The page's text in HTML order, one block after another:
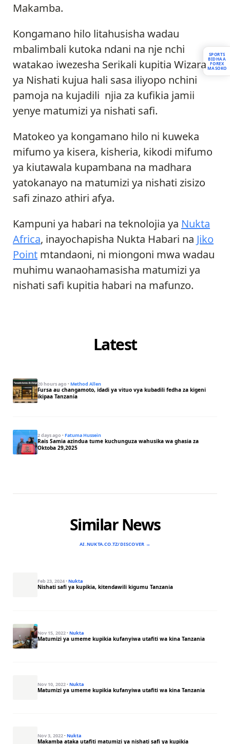
Makamba.
Kongamano hilo litahusisha wadau
mbalimbali kutoka ndani na nje nchi
watakao iwezesha Serikali kupitia Wizara
ya Nishati kujua hali sasa iliyopo nchini
pamoja na kujadili njia za kufikia jamii
yenye matumizi ya nishati safi.
Matokeo ya kongamano hilo ni kuweka
mifumo ya kisera, kisheria, kikodi mifumo
ya kiutawala kupambana na madhara
yatokanayo na matumizi ya nishati zisizo
safi zinazo athiri afya.
Kampuni ya habari na teknolojia ya Nukta
Africa, inayochapisha Nukta Habari na Jiko
Point mtandaoni, ni miongoni mwa wadau
muhimu wanaohamasisha matumizi ya
nishati safi kupitia habari na mafunzo.
Latest
20 hours ago · Method Allen
Fursa au changamoto, idadi ya vituo vya kubadili fedha za kigeni
ikipaa Tanzania
2 days ago · Fatuma Hussein
Rais Samia azindua tume kuchunguza wahusika wa ghasia za
Oktoba 29,2025
Similar News
AI.NUKTA.CO.TZ/DISCOVER →
Feb 23, 2024· Nukta
Nishati safi ya kupikia, kitendawili kigumu Tanzania
Nov 15, 2022· Nukta
Matumizi ya umeme kupikia kufanyiwa utafiti wa kina Tanzania
Nov 10, 2022· Nukta
Matumizi ya umeme kupikia kufanyiwa utafiti wa kina Tanzania
Nov 3, 2022· Nukta
Makamba ataka utafiti matumizi ya nishati safi ya kupikia
SPORTS
BIDHAA
FOREX
MASOKO